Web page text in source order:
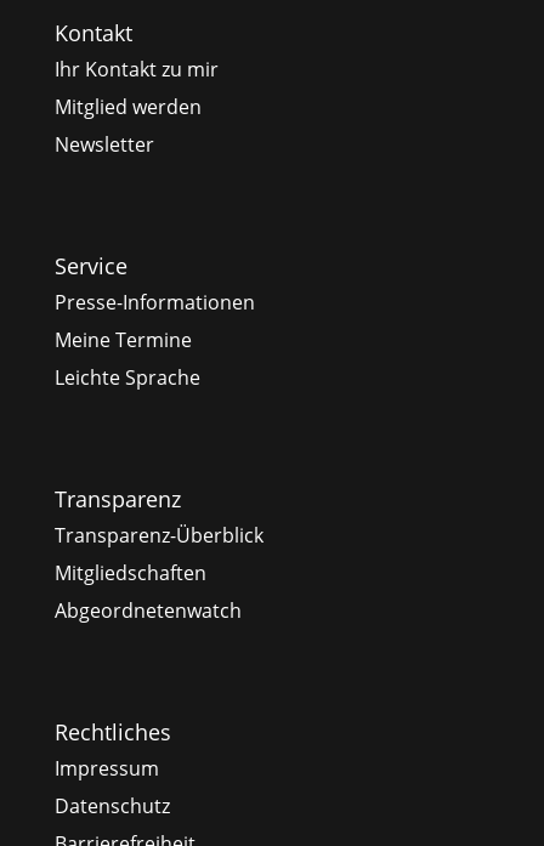
Kontakt
Ihr Kontakt zu mir
Mitglied werden
Newsletter
Service
Presse-Informationen
Meine Termine
Leichte Sprache
Transparenz
Transparenz-Überblick
Mitgliedschaften
Abgeordnetenwatch
Rechtliches
Impressum
Datenschutz